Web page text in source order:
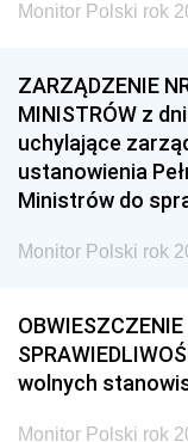
Monitor Polski rok
ZARZĄDZENIE
MINISTRÓW z
uchylające
ustanowienia
Ministrów do
Monitor Polski rok
wolnych
Monitor Polski rok